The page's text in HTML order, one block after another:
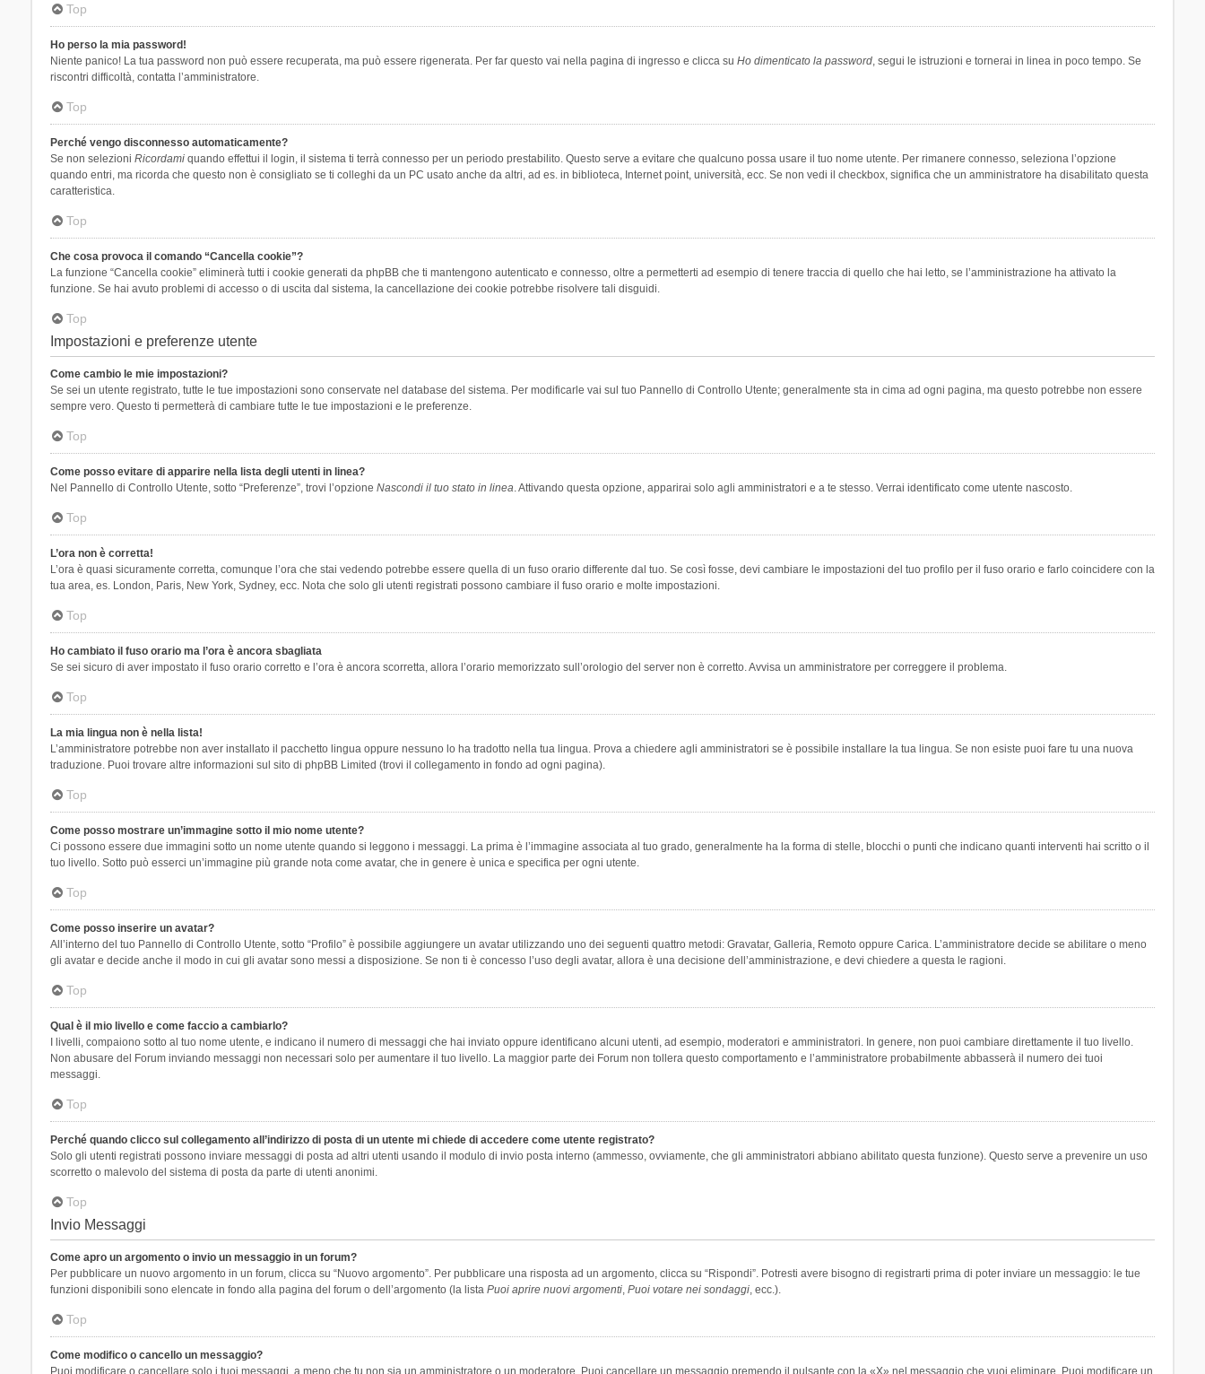
Top
Ho perso la mia password!
Niente panico! La tua password non può essere recuperata, ma può essere rigenerata. Per far questo vai nella pagina di ingresso e clicca su Ho dimenticato la password, segui le istruzioni e tornerai in linea in poco tempo. Se
riscontri difficoltà, contatta l’amministratore.
Top
Perché vengo disconnesso automaticamente?
Se non selezioni Ricordamiquando effettui il login, il sistema ti terrà connesso per un periodo prestabilito. Questo serve a evitare che qualcuno possa usare il tuo nome utente. Per rimanere connesso, seleziona l’opzione
quando entri, ma ricorda che questo non è consigliato se ti colleghi da un PC usato anche da altri, ad es. in biblioteca, Internet point, università, ecc. Se non vedi il checkbox, significa che un amministratore ha disabilitato questa
caratteristica.
Top
Che cosa provoca il comando “Cancella cookie”?
La funzione “Cancella cookie” eliminerà tutti i cookie generati da phpBB che ti mantengono autenticato e connesso, oltre a permetterti ad esempio di tenere traccia di quello che hai letto, se l’amministrazione ha attivato la
funzione. Se hai avuto problemi di accesso o di uscita dal sistema, la cancellazione dei cookie potrebbe risolvere tali disguidi.
Top
Impostazioni e preferenze utente
Come cambio le mie impostazioni?
Se sei un utente registrato, tutte le tue impostazioni sono conservate nel database del sistema. Per modificarle vai sul tuo Pannello di Controllo Utente; generalmente sta in cima ad ogni pagina, ma questo potrebbe non essere
sempre vero. Questo ti permetterà di cambiare tutte le tue impostazioni e le preferenze.
Top
Come posso evitare di apparire nella lista degli utenti in linea?
Nel Pannello di Controllo Utente, sotto “Preferenze”, trovi l’opzione Nascondi il tuo stato in linea. Attivando questa opzione, apparirai solo agli amministratori e a te stesso. Verrai identificato come utente nascosto.
Top
L’ora non è corretta!
L’ora è quasi sicuramente corretta, comunque l’ora che stai vedendo potrebbe essere quella di un fuso orario differente dal tuo. Se così fosse, devi cambiare le impostazioni del tuo profilo per il fuso orario e farlo coincidere con la
tua area, es. London, Paris, New York, Sydney, ecc. Nota che solo gli utenti registrati possono cambiare il fuso orario e molte impostazioni.
Top
Ho cambiato il fuso orario ma l’ora è ancora sbagliata
Se sei sicuro di aver impostato il fuso orario corretto e l’ora è ancora scorretta, allora l’orario memorizzato sull’orologio del server non è corretto. Avvisa un amministratore per correggere il problema.
Top
La mia lingua non è nella lista!
L’amministratore potrebbe non aver installato il pacchetto lingua oppure nessuno lo ha tradotto nella tua lingua. Prova a chiedere agli amministratori se è possibile installare la tua lingua. Se non esiste puoi fare tu una nuova
traduzione. Puoi trovare altre informazioni sul sito di phpBB Limited (trovi il collegamento in fondo ad ogni pagina).
Top
Come posso mostrare un’immagine sotto il mio nome utente?
Ci possono essere due immagini sotto un nome utente quando si leggono i messaggi. La prima è l’immagine associata al tuo grado, generalmente ha la forma di stelle, blocchi o punti che indicano quanti interventi hai scritto o il
tuo livello. Sotto può esserci un’immagine più grande nota come avatar, che in genere è unica e specifica per ogni utente.
Top
Come posso inserire un avatar?
All’interno del tuo Pannello di Controllo Utente, sotto “Profilo” è possibile aggiungere un avatar utilizzando uno dei seguenti quattro metodi: Gravatar, Galleria, Remoto oppure Carica. L’amministratore decide se abilitare o meno
gli avatar e decide anche il modo in cui gli avatar sono messi a disposizione. Se non ti è concesso l’uso degli avatar, allora è una decisione dell’amministrazione, e devi chiedere a questa le ragioni.
Top
Qual è il mio livello e come faccio a cambiarlo?
I livelli, compaiono sotto al tuo nome utente, e indicano il numero di messaggi che hai inviato oppure identificano alcuni utenti, ad esempio, moderatori e amministratori. In genere, non puoi cambiare direttamente il tuo livello.
Non abusare del Forum inviando messaggi non necessari solo per aumentare il tuo livello. La maggior parte dei Forum non tollera questo comportamento e l’amministratore probabilmente abbasserà il numero dei tuoi
messaggi.
Top
Perché quando clicco sul collegamento all’indirizzo di posta di un utente mi chiede di accedere come utente registrato?
Solo gli utenti registrati possono inviare messaggi di posta ad altri utenti usando il modulo di invio posta interno (ammesso, ovviamente, che gli amministratori abbiano abilitato questa funzione). Questo serve a prevenire un uso
scorretto o malevolo del sistema di posta da parte di utenti anonimi.
Top
Invio Messaggi
Come apro un argomento o invio un messaggio in un forum?
Per pubblicare un nuovo argomento in un forum, clicca su “Nuovo argomento”. Per pubblicare una risposta ad un argomento, clicca su “Rispondi”. Potresti avere bisogno di registrarti prima di poter inviare un messaggio: le tue
funzioni disponibili sono elencate in fondo alla pagina del forum o dell’argomento (la lista Puoi aprire nuovi argomenti, Puoi votare nei sondaggi, ecc.).
Top
Come modifico o cancello un messaggio?
Puoi modificare o cancellare solo i tuoi messaggi, a meno che tu non sia un amministratore o un moderatore. Puoi cancellare un messaggio premendo il pulsante con la «X» nel messaggio che vuoi eliminare. Puoi modificare un